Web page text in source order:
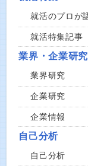
就活のプロが
就活特集記事
業界・企業研究
業界研究
企業研究
企業情報
自己分析
自己分析